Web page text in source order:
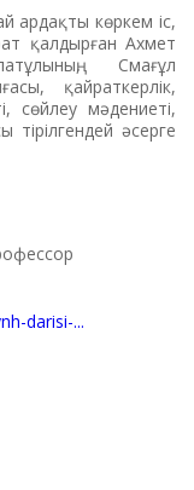
ардақты көркем іс,
қалдырған Ахмет
Смағұл
қайраткерлік,
сөйлеу мәдениеті,
әсерге
darisi-...